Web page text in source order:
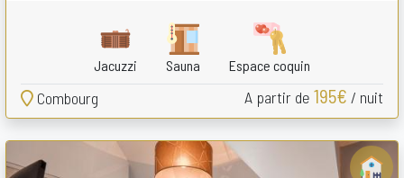
Jacuzzi Sauna Espace coquin
Combourg A partir de 195€ / nuit